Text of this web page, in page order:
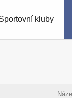
Sportovní kluby